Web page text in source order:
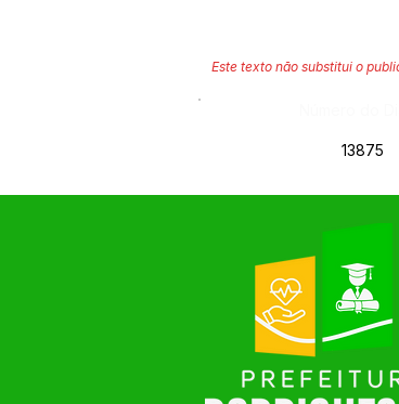
Este texto não substitui o
13875